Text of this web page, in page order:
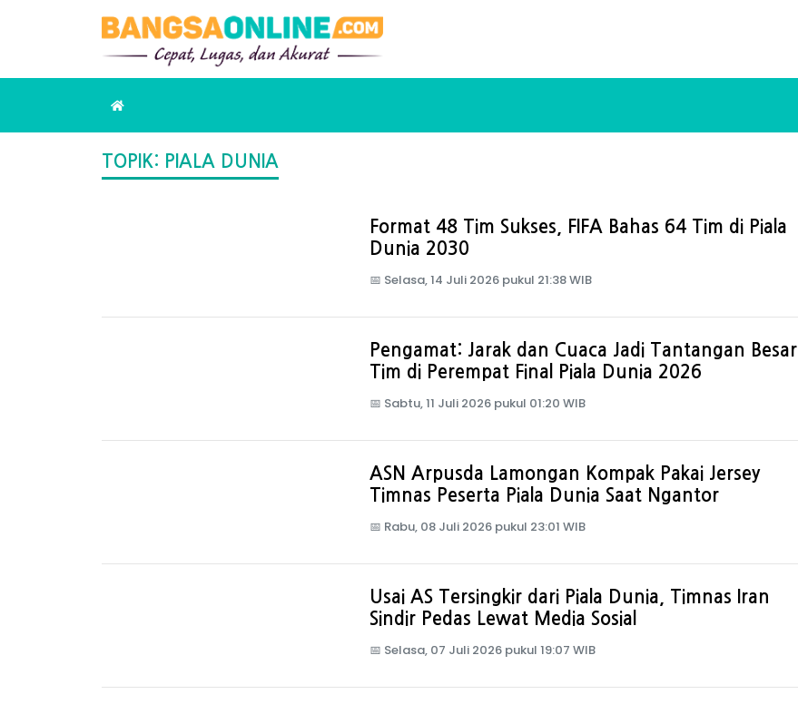
TOPIK: PIALA DUNIA
Format 48 Tim Sukses, FIFA Bahas 64 Tim di Piala
Dunia 2030
📅 Selasa, 14 Juli 2026 pukul 21:38 WIB
Pengamat: Jarak dan Cuaca Jadi Tantangan Besar
Tim di Perempat Final Piala Dunia 2026
📅 Sabtu, 11 Juli 2026 pukul 01:20 WIB
ASN Arpusda Lamongan Kompak Pakai Jersey
Timnas Peserta Piala Dunia Saat Ngantor
📅 Rabu, 08 Juli 2026 pukul 23:01 WIB
Usai AS Tersingkir dari Piala Dunia, Timnas Iran
Sindir Pedas Lewat Media Sosial
📅 Selasa, 07 Juli 2026 pukul 19:07 WIB